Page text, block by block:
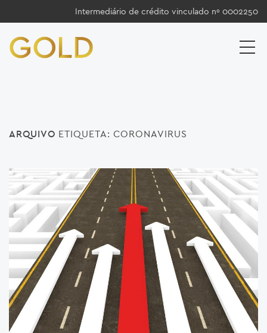
Intermediário de crédito vinculado nº 0002250
ARQUIVO ETIQUETA: CORONAVIRUS